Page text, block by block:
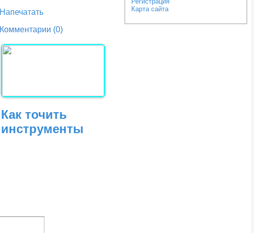
Напечатать
Комментарии (0)
Как точить
инструменты
Карта сайта